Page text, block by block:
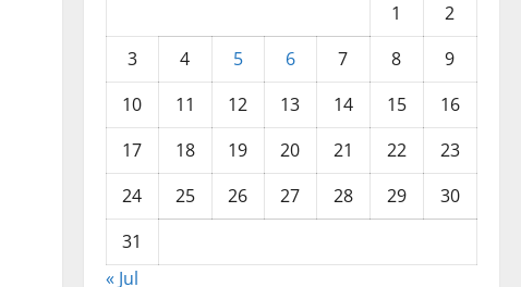
1
2
3
4 5 6 7 8
9
10
11 12 13 14 15
16
17
18 19 20 21 22
23
24
25 26 27 28 29
30
31
« Jul